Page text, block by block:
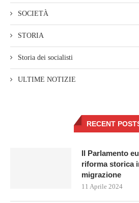
SOCIETÀ
STORIA
Storia dei socialisti
ULTIME NOTIZIE
RECENT
Il Parlamento
riforma storica
migrazione
11 Aprile 2024